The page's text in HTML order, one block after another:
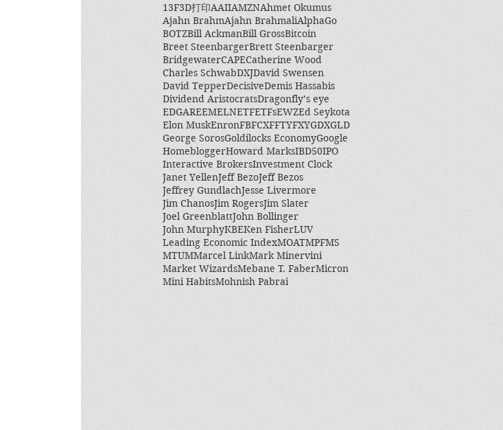
13F3D打印AAIIAMZNAhmet Okumus
Ajahn BrahmAjahn BrahmaliAlphaGo
BOTZBill AckmanBill GrossBitcoin
Breet SteenbargerBrett Steenbarger
BridgewaterCAPECatherine Wood
Charles SchwabDXJDavid Swensen
David TepperDecisiveDemis Hassabis
Dividend AristocratsDragonfly’s eye
EDGAREEMELNETFETFsEWZEd Seykota
Elon MuskEnronFBFCXFFTYFXYGDXGLD
George SorosGoldilocks EconomyGoogle
HomebloggerHoward MarksIBD50IPO
Interactive BrokersInvestment Clock
Janet YellenJeff BezoJeff Bezos
Jeffrey GundlachJesse Livermore
Jim ChanosJim RogersJim Slater
Joel GreenblattJohn Bollinger
John MurphyKBEKen FisherLUV
Leading Economic IndexMOATMPFMS
MTUMMarcel LinkMark Minervini
Market WizardsMebane T. FaberMicron
Mini HabitsMohnish Pabrai